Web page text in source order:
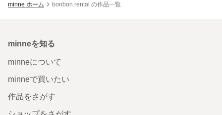
minne ホーム bonbon.rental の作品一覧
minneを知る
minneについて
minneで買いたい
作品をさがす